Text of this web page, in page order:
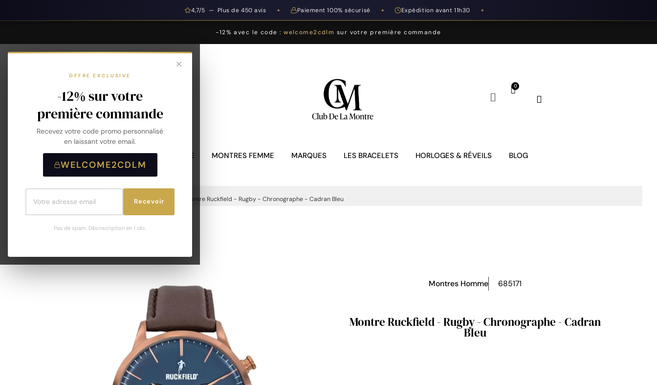
4,7/5 — Plus de 450 avis ◆ Paiement 100% sécurisé ◆ Expédition avant 11h30 ◆
-12% avec le code :welcome2cdlm sur votre première commande
OFFRE EXCLUSIVE
-12% sur votre
première commande
Recevez votre code promo personnalisé
en laissant votre email.
WELCOME2CDLM
Recevoir
Pas de spam. Désinscription en 1 clic.
MONTRES HOMME MONTRES FEMME MARQUES LES BRACELETS HORLOGES & RÉVEILS BLOG
Accueil Montres Montres Homme Montre Ruckfield - Rugby - Chronographe - Cadran Bleu
Montres Homme 685171
Montre Ruckfield - Rugby - Chronographe - Cadran
Bleu